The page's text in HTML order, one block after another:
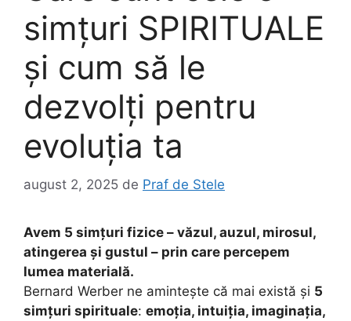
simțuri SPIRITUALE
și cum să le
dezvolți pentru
evoluția ta
august 2, 2025 de Praf de Stele
Avem 5 simțuri fizice – văzul, auzul, mirosul,
atingerea și gustul – prin care percepem
lumea materială.
Bernard Werber ne amintește că mai există și 5
simțuri spirituale: emoția, intuiția, imaginația,